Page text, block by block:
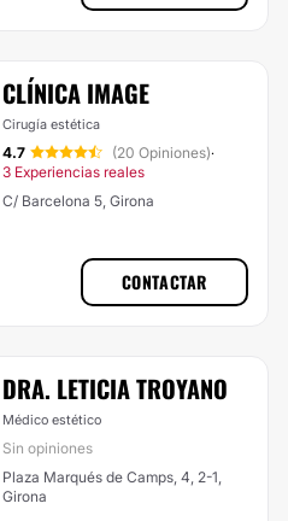
CLÍNICA IMAGE
Cirugía estética
4.7 (20 Opiniones)·
3 Experiencias reales
C/ Barcelona 5, Girona
CONTACTAR
DRA. LETICIA TROYANO
Médico estético
Sin opiniones
Plaza Marqués de Camps, 4, 2-1,
Girona